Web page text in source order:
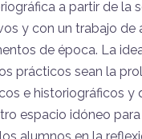
a partir de la
y con un trabajo de
de época. La
prácticos sean la
e historiográficos y
espacio idóneo